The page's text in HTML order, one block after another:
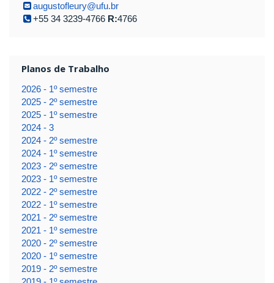
augustofleury@ufu.br
+55 34 3239-4766 R:4766
Planos de Trabalho
2026 - 1º semestre
2025 - 2º semestre
2025 - 1º semestre
2024 - 3
2024 - 2º semestre
2024 - 1º semestre
2023 - 2º semestre
2023 - 1º semestre
2022 - 2º semestre
2022 - 1º semestre
2021 - 2º semestre
2021 - 1º semestre
2020 - 2º semestre
2020 - 1º semestre
2019 - 2º semestre